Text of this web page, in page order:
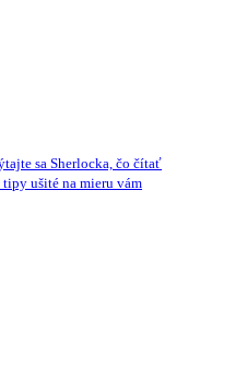
sa Sherlocka, čo čítať
ušité na mieru vám